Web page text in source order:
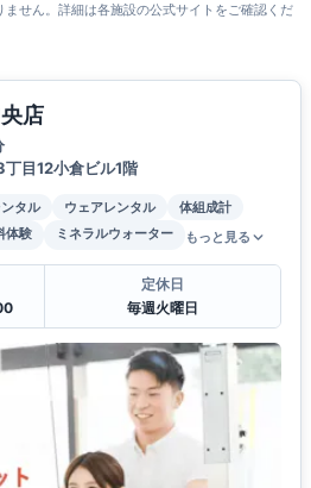
せん。詳細は各施設の公式サイトをご確認くだ
店
目12小倉ビル1階
タル ウェアレンタル
体組成計
体験 ミネラルウォーター もっと見る
定休日
毎週火曜日